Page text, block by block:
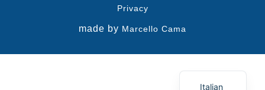
Privacy
made by Marcello Cama
Italian